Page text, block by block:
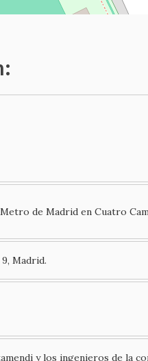
de Madrid en Cuatro
Madrid.
y los ingenieros de la